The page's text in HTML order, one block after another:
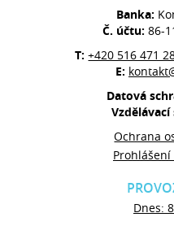
Banka:
Č. účtu:86-
T:+420 516 471
E:
Datová
Ochrana
Dnes: